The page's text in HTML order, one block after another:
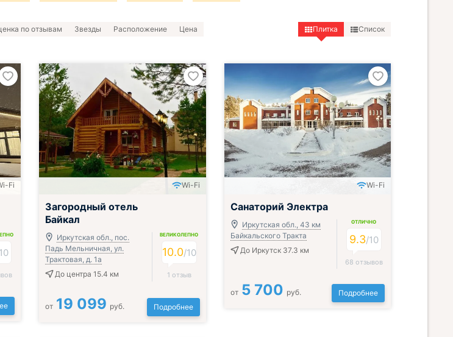
по отзывам Звезды Расположение Цена Плитка Список
Fi
10
Wi-Fi
Загородный отель
Байкал
Иркутская обл., пос.
Падь Мельничная, ул.
Трактовая, д. 1а
До центра 15.4 км
ВЕЛИКОЛЕПНО
10.0/10
1 отзыв
от 19 099 руб. Подробнее
Включён завтрак, обед и ужин
Wi-Fi
Санаторий Электра
Иркутская обл., 43 км
Байкальского Тракта
До Иркутск 37.3 км
ОТЛИЧНО
9.3/10
68 отзывов
от 5 700 руб. Подробнее